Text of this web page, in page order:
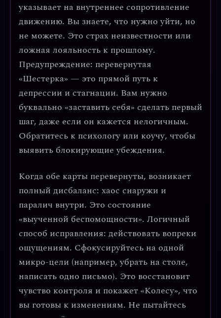
указывает на внутреннее сопротивление
движению. Вы знаете, что нужно уйти, но
не можете. Это страх неизвестности или
ложная лояльность к прошлому.
Предупреждение: перевернутая
«Шестерка» — это прямой путь к
депрессии и стагнации. Вам нужно
буквально «заставить себя» сделать первый
шаг, даже если он кажется нелогичным.
Обратитесь к психологу или коучу, чтобы
выявить блокирующие убеждения.
Когда обе карты перевернуты, возникает
полный дисбаланс: хаос снаружи и
паралич внутри. Это состояние
«выученной беспомощности». Логичный
способ исправления: действовать вопреки
ощущениям. Сфокусируйтесь на одной
микро-цели (например, убрать на столе,
написать одно письмо). Это восстановит
чувство контроля и покажет «Колесу», что
вы готовы к изменениям. Не пытайтесь